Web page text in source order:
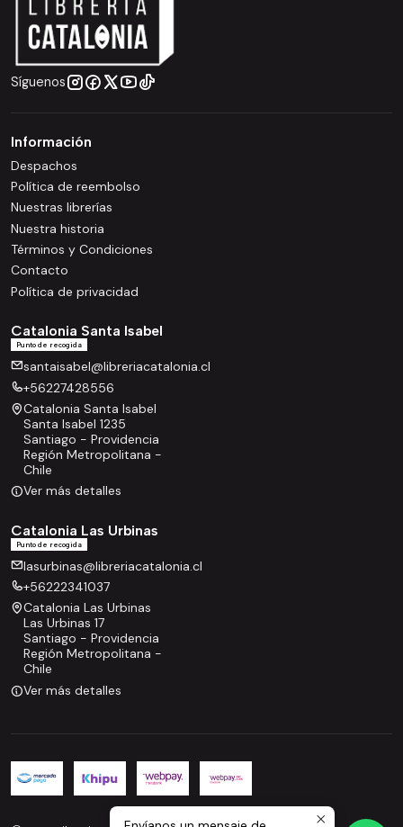
Síguenos
Información
Despachos
Política de reembolso
Nuestras librerías
Nuestra historia
Términos y Condiciones
Contacto
Política de privacidad
Catalonia Santa Isabel
Punto de recogida
santaisabel@libreriacatalonia.cl
+56227428556
Catalonia Santa Isabel
Santa Isabel 1235
Santiago - Providencia
Región Metropolitana -
Chile
Ver más detalles
Catalonia Las Urbinas
Punto de recogida
lasurbinas@libreriacatalonia.cl
+56222341037
Catalonia Las Urbinas
Las Urbinas 17
Santiago - Providencia
Región Metropolitana -
Chile
Ver más detalles